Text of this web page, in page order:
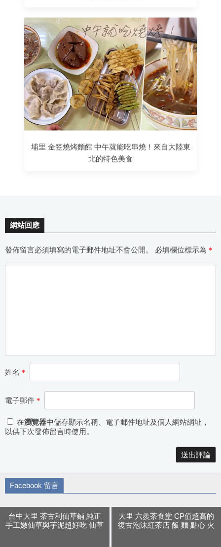
埔里 金笠燒烤麵館 中午就能吃串燒！來自大陸東
北的特色美食
網站回應
發佈留言必須填寫的電子郵件地址不會公開。 必填欄位標示為 *
姓名 *
電子郵件 *
在瀏覽器中儲存顯示名稱、電子郵件地址及個人網站網址，
以供下次發佈留言時使用。
Facebook 留言
台中大里 茶古利仙草鋪 純正
手工嫩仙草與芋泥超好吃 仙草
大里 六羨茶食堂 CP值超高的
復古泡沫紅茶店 飯 麵 點心 火